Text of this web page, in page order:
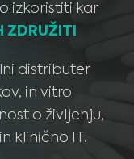
izkoristiti kar
ZDRUŽITI
distributer
in vitro
o življenju,
klinično IT.